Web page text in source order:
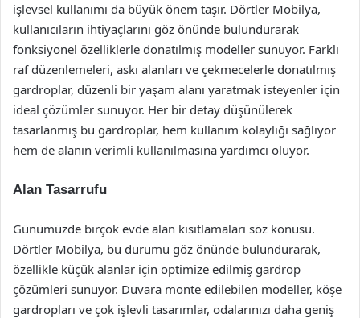
işlevsel kullanımı da büyük önem taşır. Dörtler Mobilya,
kullanıcıların ihtiyaçlarını göz önünde bulundurarak
fonksiyonel özelliklerle donatılmış modeller sunuyor. Farklı
raf düzenlemeleri, askı alanları ve çekmecelerle donatılmış
gardroplar, düzenli bir yaşam alanı yaratmak isteyenler için
ideal çözümler sunuyor. Her bir detay düşünülerek
tasarlanmış bu gardroplar, hem kullanım kolaylığı sağlıyor
hem de alanın verimli kullanılmasına yardımcı oluyor.
Alan Tasarrufu
Günümüzde birçok evde alan kısıtlamaları söz konusu.
Dörtler Mobilya, bu durumu göz önünde bulundurarak,
özellikle küçük alanlar için optimize edilmiş gardrop
çözümleri sunuyor. Duvara monte edilebilen modeller, köşe
gardropları ve çok işlevli tasarımlar, odalarınızı daha geniş